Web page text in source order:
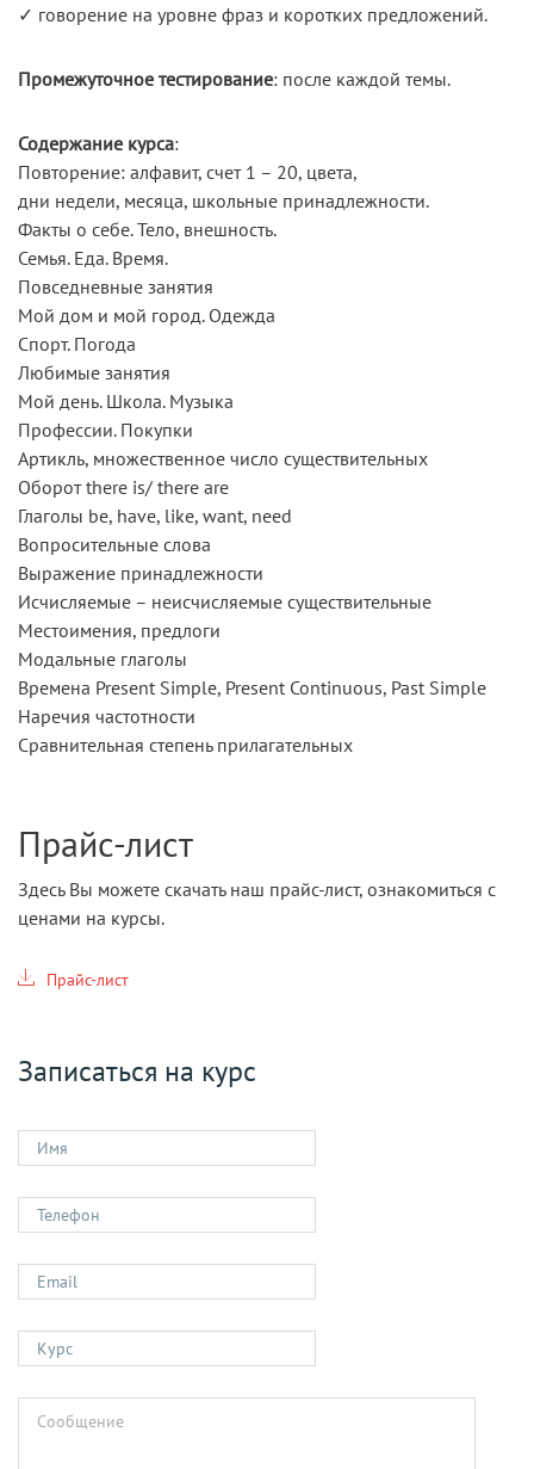
✓ говорение на уровне фраз и коротких предложений.
Промежуточное тестирование: после каждой темы.
Содержание курса:
Повторение: алфавит, счет 1 – 20, цвета,
дни недели, месяца, школьные принадлежности.
Факты о себе. Тело, внешность.
Семья. Еда. Время.
Повседневные занятия
Мой дом и мой город. Одежда
Спорт. Погода
Любимые занятия
Мой день. Школа. Музыка
Профессии. Покупки
Артикль, множественное число существительных
Оборот there is/ there are
Глаголы be, have, like, want, need
Вопросительные слова
Выражение принадлежности
Исчисляемые – неисчисляемые существительные
Местоимения, предлоги
Модальные глаголы
Времена Present Simple, Present Continuous, Past Simple
Наречия частотности
Сравнительная степень прилагательных
Прайс-лист
Здесь Вы можете скачать наш прайс-лист, ознакомиться с
ценами на курсы.
Прайс-лист
Записаться на курс